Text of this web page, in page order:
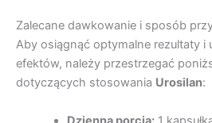
Zalecane dawkowanie i sposób
Aby osiągnąć optymalne rezultaty i
efektów, należy przestrzegać
dotyczących stosowania Urosilan: